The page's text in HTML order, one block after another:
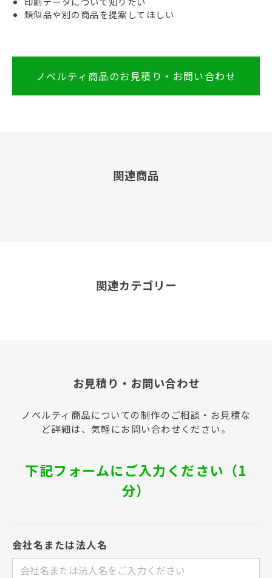
類似品や別の商品を提案してほしい
ノベルティ商品のお見積り・お問い合わせ
関連商品
関連カテゴリー
お見積り・お問い合わせ
ノベルティ商品についての制作のご相談・お見積な
ど詳細は、気軽にお問い合わせください。
下記フォームにご入力ください（1
分）
会社名または法人名